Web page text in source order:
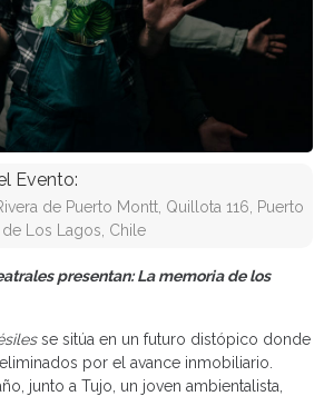
Evento:
de Puerto Montt, Quillota 116, Puerto
Los Lagos, Chile
presentan: La memoria de los
se sitúa en un futuro distópico donde
por el avance inmobiliario.
junto a Tujo, un joven ambientalista,